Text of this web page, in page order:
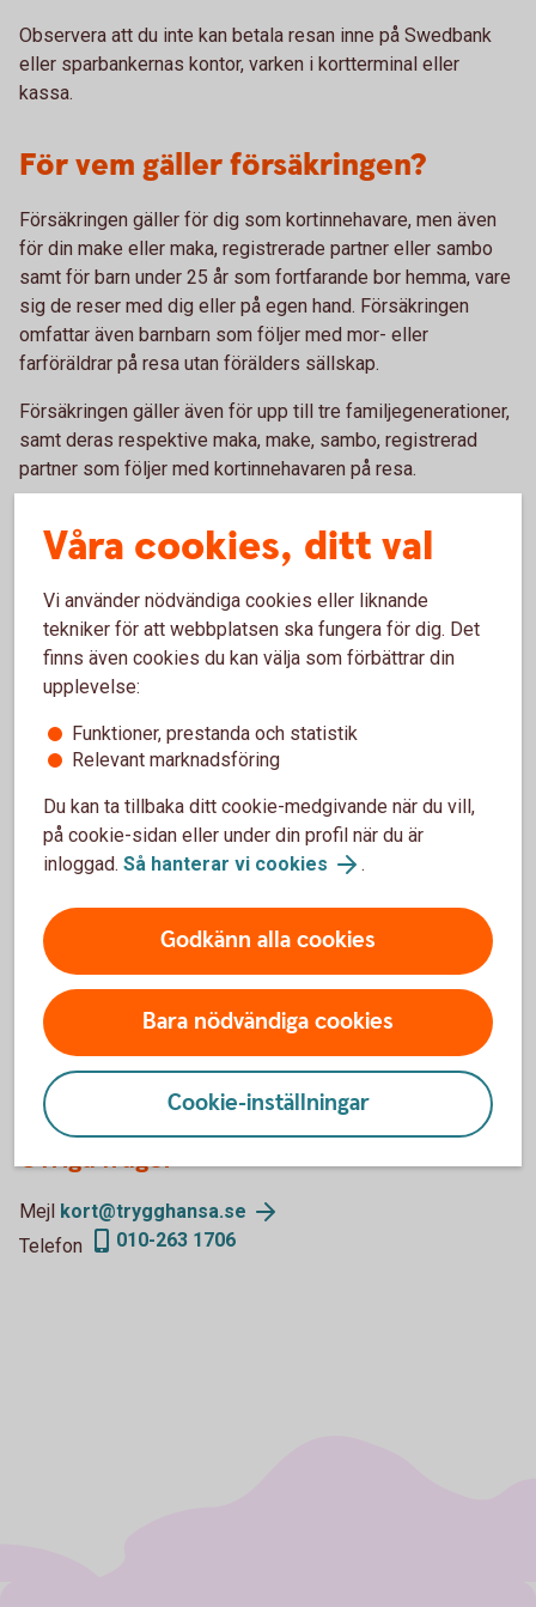
Observera att du inte kan betala resan inne på Swedbank
eller sparbankernas kontor, varken i kortterminal eller
kassa.
För vem gäller försäkringen?
Försäkringen gäller för dig som kortinnehavare, men även
för din make eller maka, registrerade partner eller sambo
samt för barn under 25 år som fortfarande bor hemma, vare
sig de reser med dig eller på egen hand. Försäkringen
omfattar även barnbarn som följer med mor- eller
farföräldrar på resa utan förälders sällskap.
Försäkringen gäller även för upp till tre familjegenerationer,
samt deras respektive maka, make, sambo, registrerad
partner som följer med kortinnehavaren på resa.
familjemedlem, gäller försäkringen precis som om denne
själv hade betalat resan med sitt eget kort, förutsatt att
personen vid resans betalning hade ett giltigt kort från
Swedbank eller sparbankerna med tillhörande
kompletterande kortförsäkring vid resa.
Fullständiga villkor till ditt kort
Fullständiga försäkringsvillkor till ditt kort.(pdf)
Kontaktuppgifter till Trygg-Hansa
för bankkort Business
Trygg-Hansa har gått ihop med Moderna Försäkringar. Du
kan göra skadeanmälan för Bankkort Business på deras
webbplats.
Skadeanmälan via webbplats (modernaforsakringar.se)
Övriga frågor
Mejl kort@trygghansa.se
Telefon
010-263 1706
Våra cookies, ditt val
Vi använder nödvändiga cookies eller liknande
tekniker för att webbplatsen ska fungera för dig. Det
finns även cookies du kan välja som förbättrar din
upplevelse:
Funktioner, prestanda och statistik
Relevant marknadsföring
Du kan ta tillbaka ditt cookie-medgivande när du vill,
på cookie-sidan eller under din profil när du är
inloggad. Så hanterar vi cookies .
Godkänn alla cookies
Bara nödvändiga cookies
Cookie-inställningar